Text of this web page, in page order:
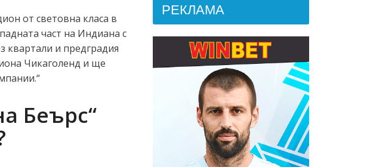
от световна класа в
част на Индиана с
квартали и предградия
Чикаголенд и ще
Беърс“
РЕКЛАМА